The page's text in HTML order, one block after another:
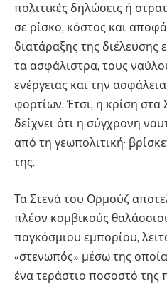
πολιτικές δηλώσεις ή
σε ρίσκο, κόστος και
διατάραξης της διέλευσης
τα ασφάλιστρα, τους
ενέργειας και την
φορτίων. Έτσι, η κρίση
δείχνει ότι η σύγχρονη
από τη γεωπολιτική·
της.
Τα Στενά του Ορμούζ
πλέον κομβικούς
παγκόσμιου εμπορίου,
«στενωπός» μέσω της
ένα τεράστιο ποσοστό της